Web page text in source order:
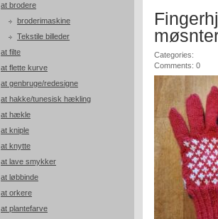
at brodere
broderimaskine
Tekstile billeder
at filte
at flette kurve
at genbruge/redesigne
at hakke/tunesisk hækling
at hækle
at kniple
at knytte
at lave smykker
at løbbinde
at orkere
at plantefarve
Categories:
Comments: 0